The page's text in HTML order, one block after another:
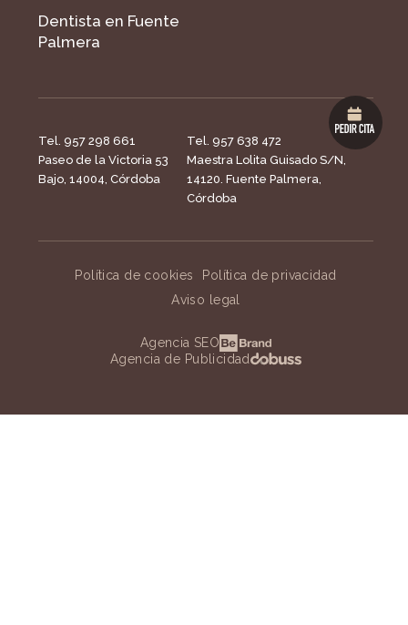
Dentista en Fuente
Palmera
Tel. 957 298 661
Paseo de la Victoria 53
Bajo, 14004, Córdoba
Tel. 957 638 472
Maestra Lolita Guisado S/N,
14120. Fuente Palmera,
Córdoba
Política de cookies
Política de privacidad
Aviso legal
Agencia SEO
Agencia de Publicidad